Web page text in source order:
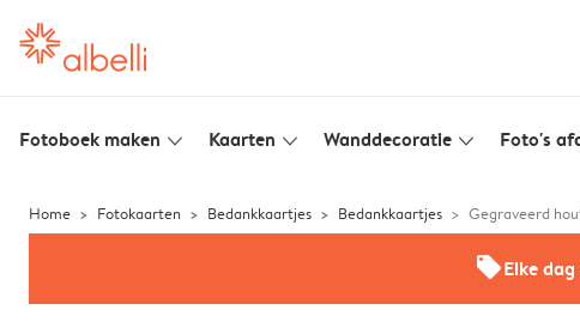
Fotoboek maken slim_arrow_down Kaarten slim_arrow_down Wanddecoratie slim_arrow_down Foto's
Home Fotokaarten Bedankkaartjes Bedankkaartjes Gegraveerd
offersElke